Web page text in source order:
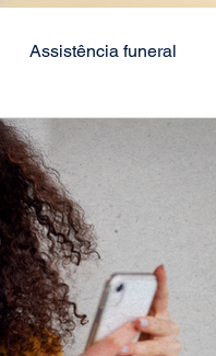
Assistência funeral
viajem Natal